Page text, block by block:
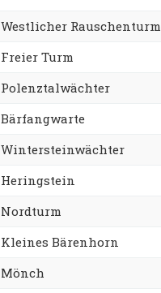
Westlicher Rauschenturm
Freier Turm
Polenztalwächter
Bärfangwarte
Wintersteinwächter
Heringstein
Nordturm
Kleines Bärenhorn
Mönch